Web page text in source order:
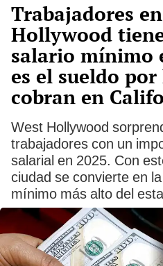
Trabajadores
Hollywood
salario mínimo
es el sueldo
cobran en
West Hollywood
trabajadores con un
salarial en 2025. Con
ciudad se convierte en
mínimo más alto del